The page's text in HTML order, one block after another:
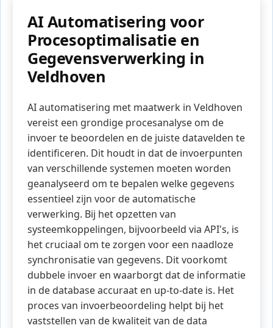
AI Automatisering voor
Procesoptimalisatie en
Gegevensverwerking in
Veldhoven
AI automatisering met maatwerk in Veldhoven
vereist een grondige procesanalyse om de
invoer te beoordelen en de juiste datavelden te
identificeren. Dit houdt in dat de invoerpunten
van verschillende systemen moeten worden
geanalyseerd om te bepalen welke gegevens
essentieel zijn voor de automatische
verwerking. Bij het opzetten van
systeemkoppelingen, bijvoorbeeld via API's, is
het cruciaal om te zorgen voor een naadloze
synchronisatie van gegevens. Dit voorkomt
dubbele invoer en waarborgt dat de informatie
in de database accuraat en up-to-date is. Het
proces van invoerbeoordeling helpt bij het
vaststellen van de kwaliteit van de data